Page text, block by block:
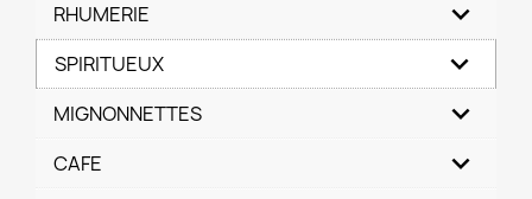
RHUMERIE
SPIRITUEUX
MIGNONNETTES
CAFE